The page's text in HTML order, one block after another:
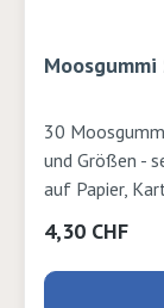
30
und Größen -
auf Papier,
mm, Ø 25
20-25mm
Regulärer
4,30 CHF